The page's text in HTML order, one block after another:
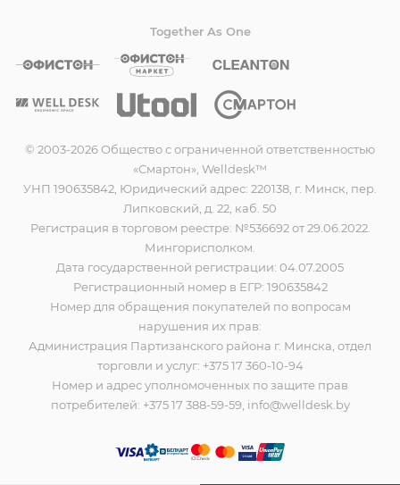
Together As One
© 2003-2026 Общество с ограниченной ответственностью
«Смартон», Welldesk™
УНП 190635842, Юридический адрес: 220138, г. Минск, пер.
Липковский, д. 22, каб. 50
Регистрация в торговом реестре: №536692 от 29.06.2022.
Мингорисполком.
Дата государственной регистрации: 04.07.2005
Регистрационный номер в ЕГР: 190635842
Номер для обращения покупателей по вопросам
нарушения их прав:
Администрация Партизанского района г. Минска, отдел
торговли и услуг: +375 17 360-10-94
Номер и адрес уполномоченных по защите прав
потребителей: +375 17 388-59-59, info@welldesk.by